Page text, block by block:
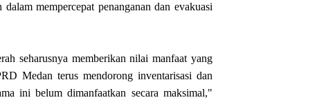
mempercepat penanganan dan evakuasi
seharusnya memberikan nilai manfaat yang
Medan terus mendorong inventarisasi dan
ini belum dimanfaatkan secara maksimal,"